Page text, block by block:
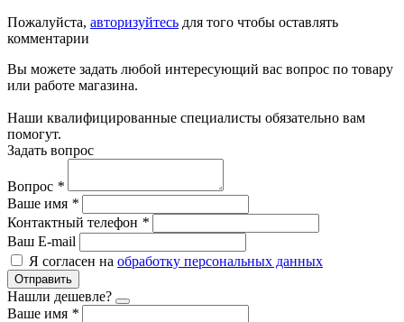
Пожалуйста, авторизуйтесь для того чтобы оставлять
комментарии
Вы можете задать любой интересующий вас вопрос по товару
или работе магазина.
Наши квалифицированные специалисты обязательно вам
помогут.
Задать вопрос
Вопрос *
Ваше имя *
Контактный телефон *
Ваш E-mail
Я согласен на обработку персональных данных
Отправить
Нашли дешевле?
Ваше имя *